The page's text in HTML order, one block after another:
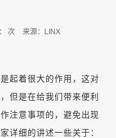
次 来源：LINX
起着很大的作用，这对
但是在给我们带来便利
注意事项的，避免出现
详细的讲述一些关于：